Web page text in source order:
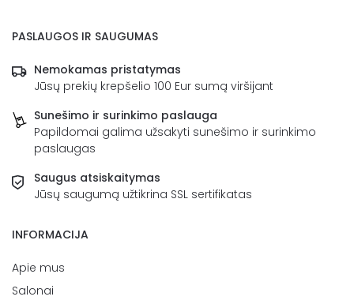
PASLAUGOS IR SAUGUMAS
Nemokamas pristatymas
Jūsų prekių krepšelio 100 Eur sumą viršijant
Sunešimo ir surinkimo paslauga
Papildomai galima užsakyti sunešimo ir surinkimo
paslaugas
Saugus atsiskaitymas
Jūsų saugumą užtikrina SSL sertifikatas
INFORMACIJA
Apie mus
Salonai